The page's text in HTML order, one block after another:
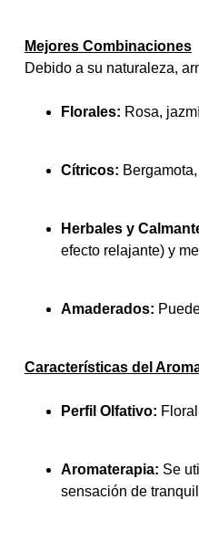
Mejores Combinaciones
Debido a su naturaleza,
Florales: Rosa,
Cítricos:
Herbales y
efecto relajante) y
Amaderados:
Características del
Perfil Olfativo:
Aromaterapia: Se
sensación de